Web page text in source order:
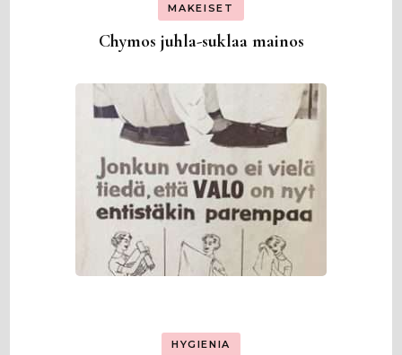
MAKEISET
Chymos juhla-suklaa mainos
HYGIENIA